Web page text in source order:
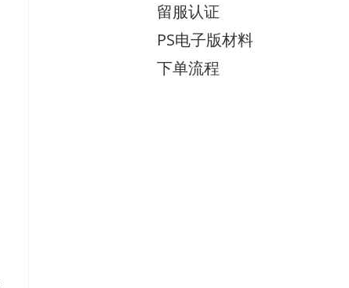
留服认证
PS电子版材料
下单流程